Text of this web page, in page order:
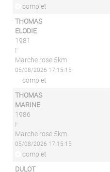
complet
THOMAS
ELODIE
1981
F
Marche rose 5km
05/08/2026 17:15:15
complet
THOMAS
MARINE
1986
F
Marche rose 5km
05/08/2026 17:15:15
complet
DULOT